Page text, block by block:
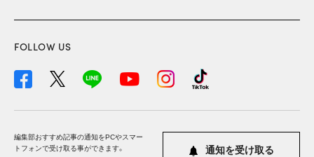
FOLLOW US
編集部おすすめ記事の通知をPCやスマー
トフォンで受け取る事ができます。
通知を受け取る